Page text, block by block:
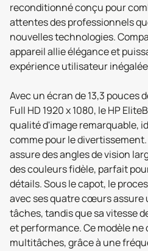
reconditionné conçu pour
attentes des professionnels
nouvelles technologies.
appareil allie élégance et
expérience utilisateur
Avec un écran de 13,3 pouces
Full HD 1920 x 1080, le HP
qualité d'image remarquable,
comme pour le
assure des angles de vision
des couleurs fidèle, parfait
détails. Sous le capot, le
avec ses quatre cœurs assure
tâches, tandis que sa vitesse
et performance. Ce modèle
multitâches, grâce à une